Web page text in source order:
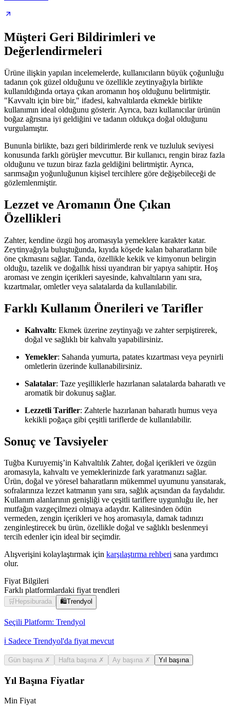
Müşteri Geri Bildirimleri ve
Değerlendirmeleri
Ürüne ilişkin yapılan incelemelerde, kullanıcıların büyük çoğunluğu
tadanın çok güzel olduğunu ve özellikle zeytinyağıyla birlikte
kullanıldığında ortaya çıkan aromanın hoş olduğunu belirtmiştir.
"Kavvaltı için bire bir," ifadesi, kahvaltılarda ekmekle birlikte
kullanımın ideal olduğunu gösterir. Ayrıca, bazı kullanıcılar ürünün
boğaz ağrısına iyi geldiğini ve tadanın oldukça doğal olduğunu
vurgulamıştır.
Bununla birlikte, bazı geri bildirimlerde renk ve tuzluluk seviyesi
konusunda farklı görüşler mevcuttur. Bir kullanıcı, rengin biraz fazla
olduğunu ve tuzun biraz fazla geldiğini belirtmiştir. Ayrıca,
sarımsağın yoğunluğunun kişisel tercihlere göre değişebileceği de
gözlemlenmiştir.
Lezzet ve Aromanın Öne Çıkan
Özellikleri
Zahter, kendine özgü hoş aromasıyla yemeklere karakter katar.
Zeytinyağıyla buluştuğunda, kıyıda köşede kalan baharatların bile
öne çıkmasını sağlar. Tanda, özellikle kekik ve kimyonun belirgin
olduğu, tazelik ve doğallık hissi uyandıran bir yapıya sahiptir. Hoş
aroması ve zengin içerikleri sayesinde, kahvaltıların yanı sıra,
kızartmalar, omletler veya salatalarda da kullanılabilir.
Farklı Kullanım Önerileri ve Tarifler
Kahvaltı: Ekmek üzerine zeytinyağı ve zahter serpiştirerek,
doğal ve sağlıklı bir kahvaltı yapabilirsiniz.
Yemekler: Sahanda yumurta, patates kızartması veya peynirli
omletlerin üzerinde kullanabilirsiniz.
Salatalar: Taze yeşilliklerle hazırlanan salatalarda baharatlı ve
aromatik bir dokunuş sağlar.
Lezzetli Tarifler: Zahterle hazırlanan baharatlı humus veya
kekikli poğaça gibi çeşitli tariflerde de kullanılabilir.
Sonuç ve Tavsiyeler
Tuğba Kuruyemiş’in Kahvaltılık Zahter, doğal içerikleri ve özgün
aromasıyla, kahvaltı ve yemeklerinizde fark yaratmanızı sağlar.
Ürün, doğal ve yöresel baharatların mükemmel uyumunu yansıtarak,
sofralarınıza lezzet katmanın yanı sıra, sağlık açısından da faydalıdır.
Kullanım alanlarının genişliği ve çeşitli tariflere uygunluğu ile, her
mutfağın vazgeçilmezi olmaya adaydır. Kalitesinden ödün
vermeden, zengin içerikleri ve hoş aromasıyla, damak tadınızı
zenginleştirecek bu ürün, özellikle doğal ve sağlıklı beslenmeyi
tercih edenler için ideal bir seçimdir.
Alışverişini kolaylaştırmak için karşılaştırma rehberi sana yardımcı
olur.
Fiyat Bilgileri
Farklı platformlardaki fiyat trendleri
🛒 Hepsiburada 🛍️Trendyol
Seçili Platform: Trendyol
ℹ️ Sadece Trendyol'da fiyat mevcut
Gün başına ✗ Hafta başına ✗ Ay başına ✗ Yıl başına
Yıl Başına Fiyatlar
Min Fiyat